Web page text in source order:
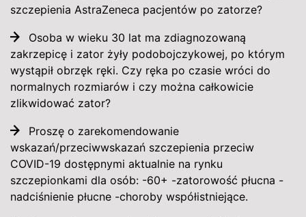
szczepienia AstraZeneca pacjentów po zatorze?
Osoba w wieku 30 lat ma zdiagnozowaną
zakrzepicę i zator żyły podobojczykowej, po którym
wystąpił obrzęk ręki. Czy ręka po czasie wróci do
normalnych rozmiarów i czy można całkowicie
zlikwidować zator?
Proszę o zarekomendowanie
wskazań/przeciwwskazań szczepienia przeciw
COVID-19 dostępnymi aktualnie na rynku
szczepionkami dla osób: -60+ -zatorowość płucna -
nadciśnienie płucne -choroby współistniejące.